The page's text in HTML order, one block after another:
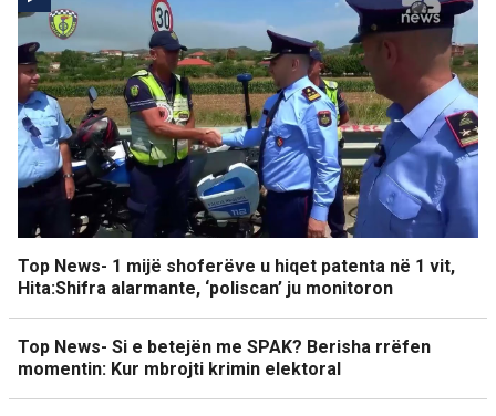
Top News- 1 mijë shoferëve u hiqet patenta në 1 vit,
Hita:Shifra alarmante, ‘poliscan’ ju monitoron
Top News- Si e betejën me SPAK? Berisha rrëfen
momentin: Kur mbrojti krimin elektoral